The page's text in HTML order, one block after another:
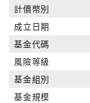
計價幣別
成立日期
基金代碼
風險等級
基金組別
基金規模